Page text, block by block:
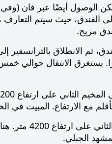
الوصول أيضًا عبر فان
الفندق، حيث سيتم
مريح.
الأول على ارتفاع 3340 مترًا. يستغرق
مع الارتفاع. المبيت في
. الصعود
الجبلي.